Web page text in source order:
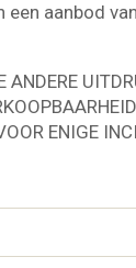
een aanbod
ANDERE
ENIGE